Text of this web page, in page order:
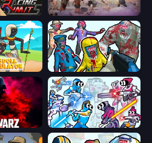
Overtitans: Destroyers of Worlds
Stick Ragdoll Battle Simulator Zombies Shooter
Space Wars Battleground